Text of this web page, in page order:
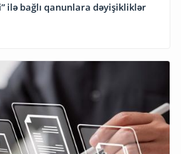
ilə bağlı qanunlara dəyişikliklər